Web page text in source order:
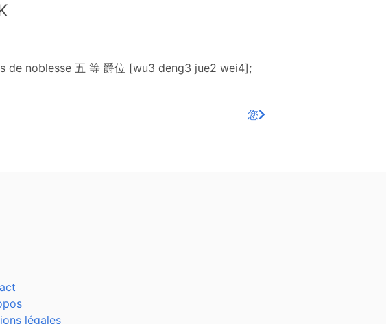
de noblesse 五 等 爵位 [wu3 deng3 jue2 wei4];
您
légales